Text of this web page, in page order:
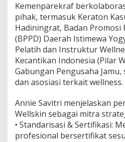
Kemenparekraf
pihak, termasuk Keraton
Hadiningrat, Badan Promosi
(BPPD) Daerah Istimewa
Pelatih dan Instruktur
Kecantikan Indonesia (Pilar
Gabungan Pengusaha
dan asosiasi terkait wellness.
Annie Savitri menjelaskan
Wellskin sebagai mitra
• Standarisasi & Sertifikasi:
profesional bersertifikat